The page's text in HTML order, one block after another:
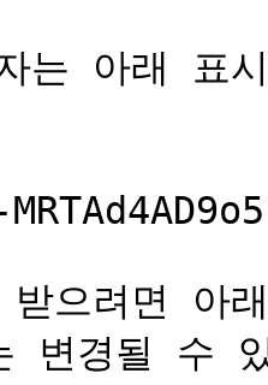
는 아래 표
받으려면 아
변경될 수